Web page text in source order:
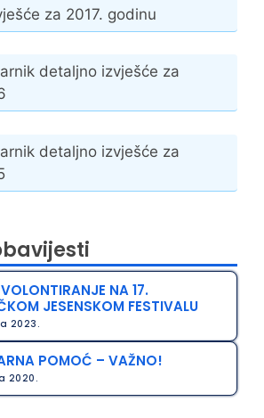
za 2017. godinu
detaljno izvješće za
detaljno izvješće za
NA 17.
JESENSKOM FESTIVALU
2023.
POMOĆ – VAŽNO!
2020.